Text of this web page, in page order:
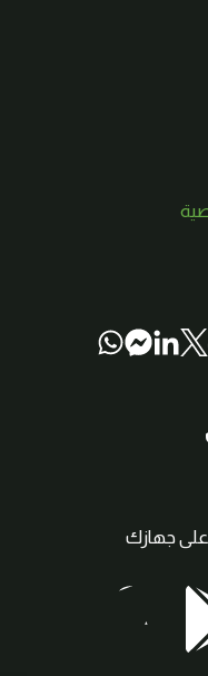
على جهازك